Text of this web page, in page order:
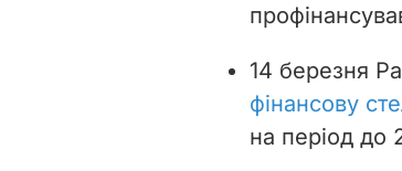
14 березня
фінансову
на період до